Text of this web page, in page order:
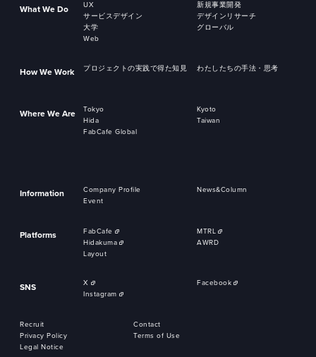
What We Do UX
新規事業開発
サービスデザイン
デザインリサーチ
大学
グローバル
Web
How We Work プロジェクトの実践で得た知見 わたしたちの手法・思考
Where We Are Tokyo
Kyoto
Hida
Taiwan
FabCafe Global
Information Company Profile
News&Column
Event
Platforms FabCafe
MTRL
Hidakuma
AWRD
Layout
SNS X
Facebook
Instagram
Recruit
Contact
Privacy Policy
Terms of Use
Legal Notice